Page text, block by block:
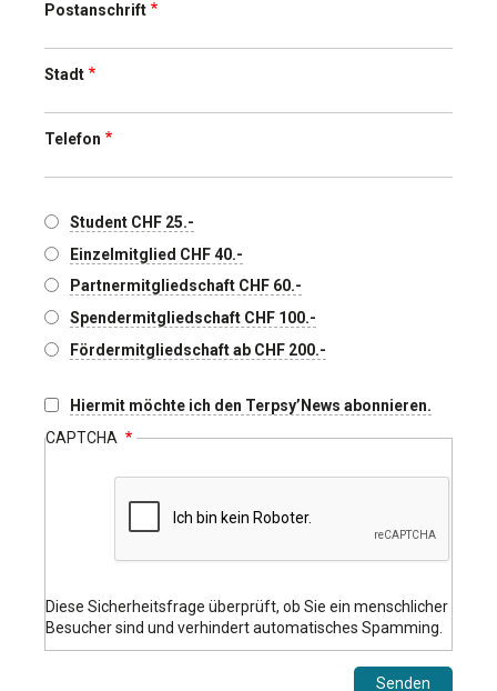
Postanschrift
Stadt
Telefon
Type
Student CHF 25.-
Einzelmitglied CHF 40.-
Partnermitgliedschaft CHF 60.-
Spendermitgliedschaft CHF 100.-
Fördermitgliedschaft ab CHF 200.-
Hiermit möchte ich den Terpsy’News abonnieren.
CAPTCHA
Diese Sicherheitsfrage überprüft, ob Sie ein menschlicher
Besucher sind und verhindert automatisches Spamming.